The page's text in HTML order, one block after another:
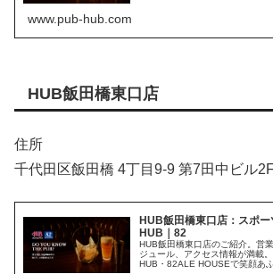
www.pub-hub.com
HUB飯田橋東口店
住所
千代田区飯田橋 4丁目9-9 第7田中ビル
HUB飯田橋東口店：スポ
HUB｜82
HUB飯田橋東口店のご紹介。営
ジュール、アクセス情報が満載
HUB・82ALE HOUSEで笑顔あ